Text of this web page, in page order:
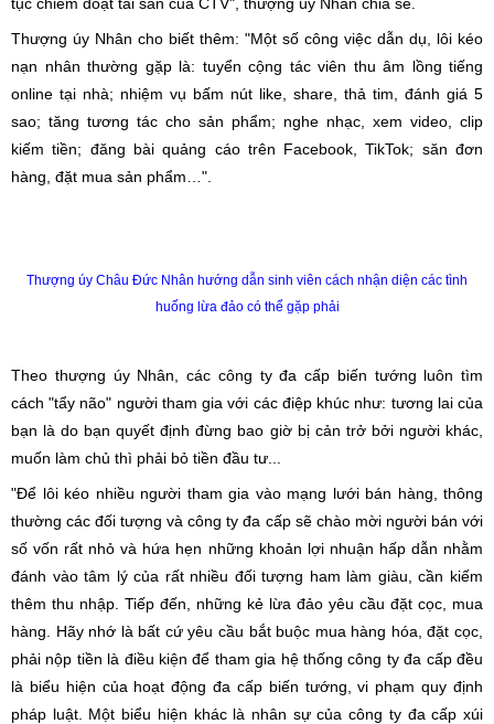
Thượng úy Nhân cho biết thêm: "Một số công việc dẫn dụ, lôi kéo
nạn nhân thường gặp là: tuyển cộng tác viên thu âm lồng tiếng
online tại nhà; nhiệm vụ bấm nút like, share, thả tim, đánh giá 5
sao; tăng tương tác cho sản phẩm; nghe nhạc, xem video, clip
kiếm tiền; đăng bài quảng cáo trên Facebook, TikTok; săn đơn
hàng, đặt mua sản phẩm…".
Thượng úy Châu Đức Nhân hướng dẫn sinh viên cách nhận diện các tình
huống lừa đảo có thể gặp phải
Theo thượng úy Nhân, các công ty đa cấp biến tướng luôn tìm
cách "tẩy não" người tham gia với các điệp khúc như: tương lai của
bạn là do bạn quyết định đừng bao giờ bị cản trở bởi người khác,
muốn làm chủ thì phải bỏ tiền đầu tư...
"Để lôi kéo nhiều người tham gia vào mạng lưới bán hàng, thông
thường các đối tượng và công ty đa cấp sẽ chào mời người bán với
số vốn rất nhỏ và hứa hẹn những khoản lợi nhuận hấp dẫn nhằm
đánh vào tâm lý của rất nhiều đối tượng ham làm giàu, cần kiếm
thêm thu nhập. Tiếp đến, những kẻ lừa đảo yêu cầu đặt cọc, mua
hàng. Hãy nhớ là bất cứ yêu cầu bắt buộc mua hàng hóa, đặt cọc,
phải nộp tiền là điều kiện để tham gia hệ thống công ty đa cấp đều
là biểu hiện của hoạt động đa cấp biến tướng, vi phạm quy định
pháp luật. Một biểu hiện khác là nhân sự của công ty đa cấp xúi